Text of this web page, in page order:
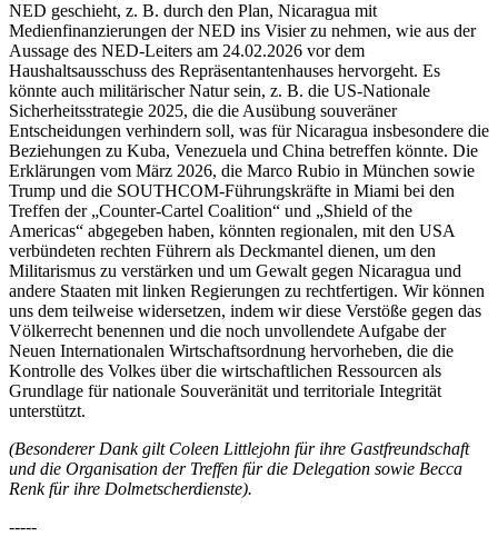
NED geschieht, z. B. durch den Plan, Nicaragua mit
Medienfinanzierungen der NED ins Visier zu nehmen, wie aus der
Aussage des NED-Leiters am 24.02.2026 vor dem
Haushaltsausschuss des Repräsentantenhauses hervorgeht. Es
könnte auch militärischer Natur sein, z. B. die US-Nationale
Sicherheitsstrategie 2025, die die Ausübung souveräner
Entscheidungen verhindern soll, was für Nicaragua insbesondere die
Beziehungen zu Kuba, Venezuela und China betreffen könnte. Die
Erklärungen vom März 2026, die Marco Rubio in München sowie
Trump und die SOUTHCOM-Führungskräfte in Miami bei den
Treffen der „Counter-Cartel Coalition“ und „Shield of the
Americas“ abgegeben haben, könnten regionalen, mit den USA
verbündeten rechten Führern als Deckmantel dienen, um den
Militarismus zu verstärken und um Gewalt gegen Nicaragua und
andere Staaten mit linken Regierungen zu rechtfertigen. Wir können
uns dem teilweise widersetzen, indem wir diese Verstöße gegen das
Völkerrecht benennen und die noch unvollendete Aufgabe der
Neuen Internationalen Wirtschaftsordnung hervorheben, die die
Kontrolle des Volkes über die wirtschaftlichen Ressourcen als
Grundlage für nationale Souveränität und territoriale Integrität
unterstützt.
(Besonderer Dank gilt Coleen Littlejohn für ihre Gastfreundschaft
und die Organisation der Treffen für die Delegation sowie Becca
Renk für ihre Dolmetscherdienste).
-----